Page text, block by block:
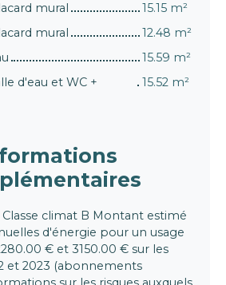
mural
15.15 m²
mural
12.48 m²
15.59 m²
d'eau et WC +
15.52 m²
Classe climat B Montant estimé
d'énergie pour un usage
€ et 3150.00 € sur les
et 2023 (abonnements